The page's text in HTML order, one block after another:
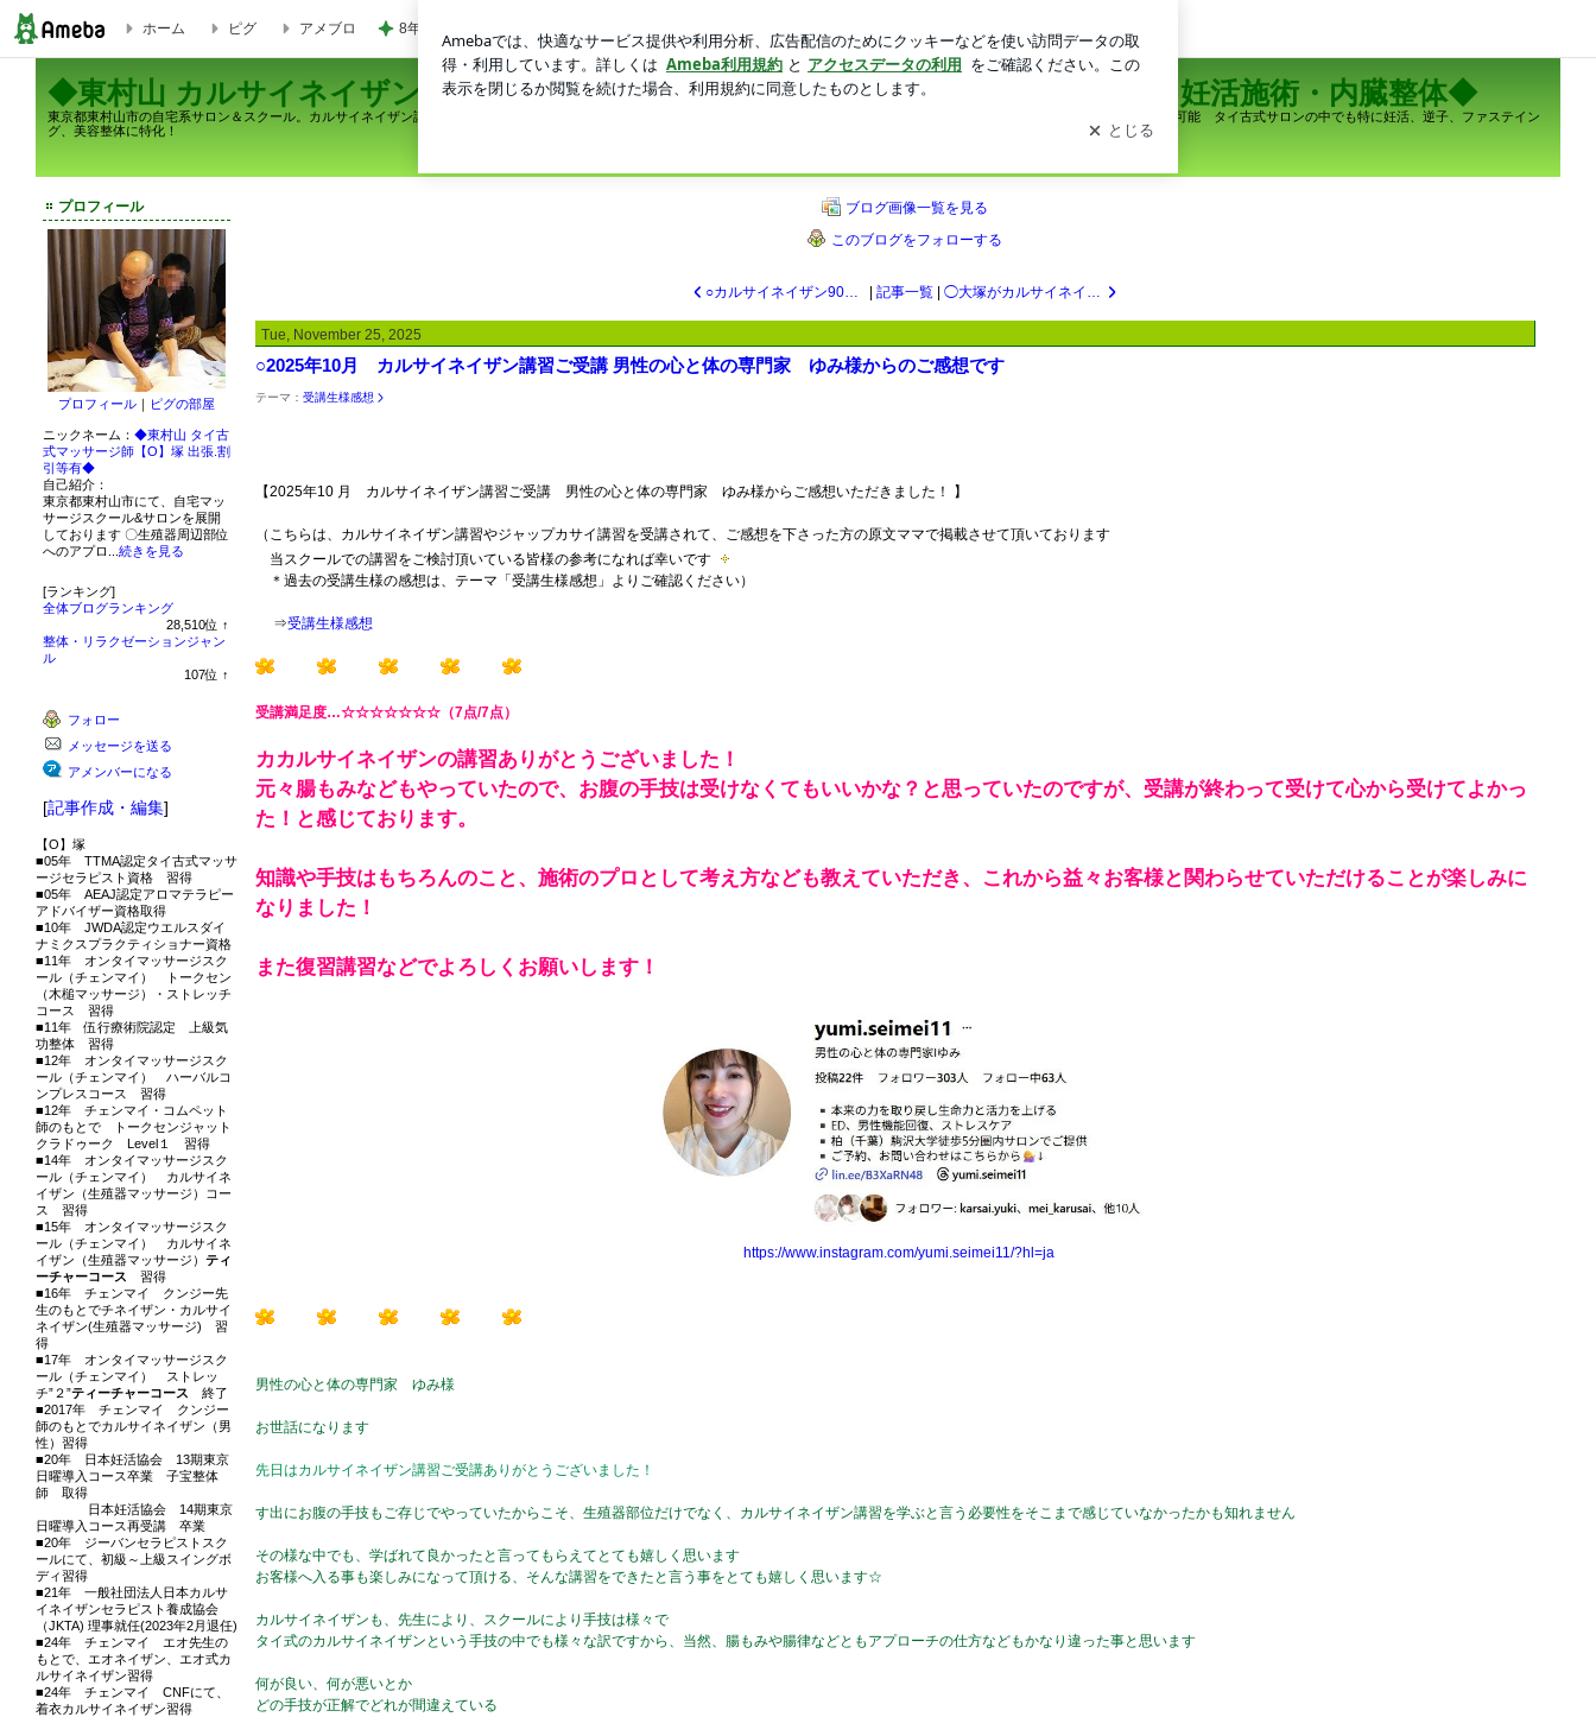
カルサイネイザン | ◆東村山 カルサイネイザン講習と施術・ジャップカサイ・タイ古式・トークセン・妊活施術・内臓整体◆
ホーム ピグ アメブロ 8年間会いに来ない妹への万が一の連絡
◆東村山 カルサイネイザン講習と施術・ジャップカサイ・タイ古式・トークセン・妊活施術・内臓整体◆
東京都東村山市の自宅系サロン＆スクール。カルサイネイザン講習＆施術 随時受付 タイ古式マッサージ、脊柱矯正のタイ北部伝統療法トークセンジャットクラドゥーク、ジャップカサイ施術可能 タイ古式サロンの中でも特に妊活、逆子、ファステイン
グ、美容整体に特化！
プロフィール
プロフィール ｜ ピグの部屋
ニックネーム： ◆東村山 タイ古
式マッサージ師【O】塚 出張.割
引等有◆
自己紹介：
東京都東村山市にて、自宅マッ
サージスクール&サロンを展開
しております 〇生殖器周辺部位
へのアプロ... 続きを見る
[ランキング]
全体ブログランキング
28,510位 ↑
整体・リラクゼーションジャン
ル
107位 ↑
フォロー
メッセージを送る
アメンバーになる
[記事作成・編集]
【O】塚
■05年 TTMA認定タイ古式マッサ
ージセラピスト資格 習得
■05年 AEAJ認定アロマテラピー
アドバイザー資格取得
■10年 JWDA認定ウエルスダイ
ナミクスプラクティショナー資格
■11年 オンタイマッサージスク
ール（チェンマイ） トークセン
（木槌マッサージ）・ストレッチ
コース 習得
■11年 伍行療術院認定 上級気
功整体 習得
■12年 オンタイマッサージスク
ール（チェンマイ） ハーバルコ
ンプレスコース 習得
■12年 チェンマイ・コムペット
師のもとで トークセンジャット
クラドゥーク Level１ 習得
■14年 オンタイマッサージスク
ール（チェンマイ） カルサイネ
イザン（生殖器マッサージ）コー
ス 習得
■15年 オンタイマッサージスク
ール（チェンマイ） カルサイネ
イザン（生殖器マッサージ） ティ
ーチャーコース 習得
■16年 チェンマイ クンジー先
生のもとでチネイザン・カルサイ
ネイザン(生殖器マッサージ) 習
得
■17年 オンタイマッサージスク
ール（チェンマイ） ストレッ
チ”２”ティーチャーコース 終了
■2017年 チェンマイ クンジー
師のもとでカルサイネイザン（男
性）習得
■20年 日本妊活協会 13期東京
日曜導入コース卒業 子宝整体
師 取得
日本妊活協会 14期東京
日曜導入コース再受講 卒業
■20年 ジーバンセラピストスク
ールにて、初級～上級スイングボ
ディ習得
■21年 一般社団法人日本カルサ
イネイザンセラピスト養成協会
（JKTA) 理事就任(2023年2月退任)
■24年 チェンマイ エオ先生の
もとで、エオネイザン、エオ式カ
ルサイネイザン習得
■24年 チェンマイ CNFにて、
着衣カルサイネイザン習得
ブログ画像一覧を見る
このブログをフォローする
○カルサイネイザン90分 マロン様よりご感想頂きました★ 記事一覧 ◯大塚がカルサイネイザン講習 別物を教えてる疑惑について検証②
Tue, November 25, 2025
○2025年10月 カルサイネイザン講習ご受講 男性の心と体の専門家 ゆみ様からのご感想です
テーマ： 受講生様感想
【2025年10 月 カルサイネイザン講習ご受講 男性の心と体の専門家 ゆみ様からご感想いただきました！ 】
（こちらは、カルサイネイザン講習やジャップカサイ講習を受講されて、ご感想を下さった方の原文ママで掲載させて頂いております
当スクールでの講習をご検討頂いている皆様の参考になれば幸いです
＊過去の受講生様の感想は、テーマ「受講生様感想」よりご確認ください）
⇒受講生様感想
受講満足度…☆☆☆☆☆☆☆（7点/7点）
カカルサイネイザンの講習ありがとうございました！
元々腸もみなどもやっていたので、お腹の手技は受けなくてもいいかな？と思っていたのですが、受講が終わって受けて心から受けてよかっ
た！と感じております。
知識や手技はもちろんのこと、施術のプロとして考え方なども教えていただき、これから益々お客様と関わらせていただけることが楽しみに
なりました！
また復習講習などでよろしくお願いします！
https://www.instagram.com/yumi.seimei11/?hl=ja
男性の心と体の専門家 ゆみ様
お世話になります
先日はカルサイネイザン講習ご受講ありがとうございました！
す出にお腹の手技もご存じでやっていたからこそ、生殖器部位だけでなく、カルサイネイザン講習を学ぶと言う必要性をそこまで感じていなかったかも知れません
その様な中でも、学ばれて良かったと言ってもらえてとても嬉しく思います
お客様へ入る事も楽しみになって頂ける、そんな講習をできたと言う事をとても嬉しく思います☆
カルサイネイザンも、先生により、スクールにより手技は様々で
タイ式のカルサイネイザンという手技の中でも様々な訳ですから、当然、腸もみや腸律などともアプローチの仕方などもかなり違った事と思います
何が良い、何が悪いとか
どの手技が正解でどれが間違えている